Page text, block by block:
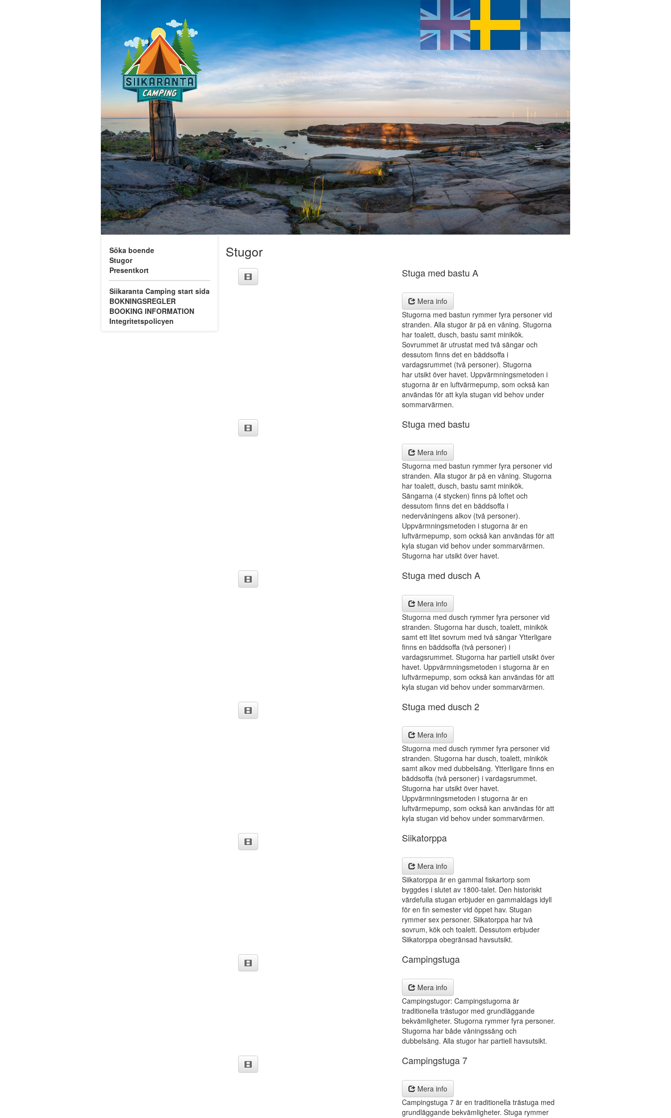
Söka boende
Stugor
Presentkort
Siikaranta Camping start sida
BOKNINGSREGLER
BOOKING INFORMATION
Integritetspolicyen
Stugor
Stuga med bastu A
Mera info
Stugorna med bastun rymmer fyra personer vid
stranden. Alla stugor är på en våning. Stugorna
har toalett, dusch, bastu samt minikök.
Sovrummet är utrustat med två sängar och
dessutom finns det en bäddsoffa i
vardagsrummet (två personer). Stugorna
har utsikt över havet. Uppvärmningsmetoden i
stugorna är en luftvärmepump, som också kan
användas för att kyla stugan vid behov under
sommarvärmen.
Stuga med bastu
Mera info
Stugorna med bastun rymmer fyra personer vid
stranden. Alla stugor är på en våning. Stugorna
har toalett, dusch, bastu samt minikök.
Sängarna (4 stycken) finns på loftet och
dessutom finns det en bäddsoffa i
nedervåningens alkov (två personer).
Uppvärmningsmetoden i stugorna är en
luftvärmepump, som också kan användas för att
kyla stugan vid behov under sommarvärmen.
Stugorna har utsikt över havet.
Stuga med dusch A
Mera info
Stugorna med dusch rymmer fyra personer vid
stranden. Stugorna har dusch, toalett, minikök
samt ett litet sovrum med två sängar Ytterligare
finns en bäddsoffa (två personer) i
vardagsrummet. Stugorna har partiell utsikt över
havet. Uppvärmningsmetoden i stugorna är en
luftvärmepump, som också kan användas för att
kyla stugan vid behov under sommarvärmen.
Stuga med dusch 2
Mera info
Stugorna med dusch rymmer fyra personer vid
stranden. Stugorna har dusch, toalett, minikök
samt alkov med dubbelsäng. Ytterligare finns en
bäddsoffa (två personer) i vardagsrummet.
Stugorna har utsikt över havet.
Uppvärmningsmetoden i stugorna är en
luftvärmepump, som också kan användas för att
kyla stugan vid behov under sommarvärmen.
Siikatorppa
Mera info
Siikatorppa är en gammal fiskartorp som
byggdes i slutet av 1800-talet. Den historiskt
värdefulla stugan erbjuder en gammaldags idyll
för en fin semester vid öppet hav. Stugan
rymmer sex personer. Siikatorppa har två
sovrum, kök och toalett. Dessutom erbjuder
Siikatorppa obegränsad havsutsikt.
Campingstuga
Mera info
Campingstugor: Campingstugorna är
traditionella trästugor med grundläggande
bekvämligheter. Stugorna rymmer fyra personer.
Stugorna har både våningssäng och
dubbelsäng. Alla stugor har partiell havsutsikt.
Campingstuga 7
Mera info
Campingstuga 7 är en traditionella trästuga med
grundläggande bekvämligheter. Stuga rymmer